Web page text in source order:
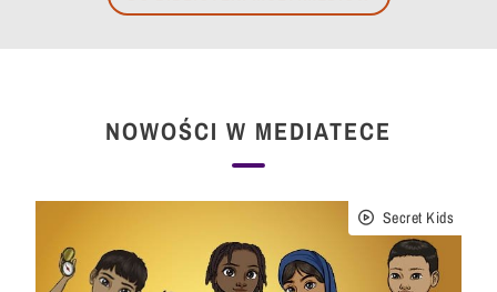
NOWOŚCI W MEDIATECE
Secret Kids